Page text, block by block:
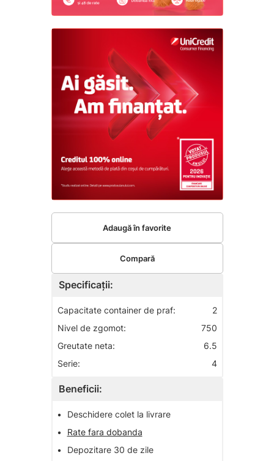
Specificații:
Capacitate container de praf:
2
Nivel de zgomot:
750
Greutate neta:
6.5
Serie:
4
Beneficii:
•
Deschidere colet la livrare
•
Rate fara dobanda
•
Depozitare 30 de zile
Adaugă în favorite
Compară